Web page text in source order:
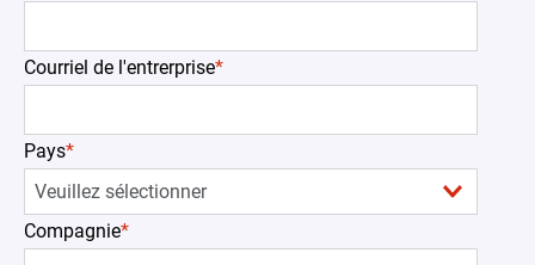
Courriel de l'entrerprise*
Pays*
Compagnie*